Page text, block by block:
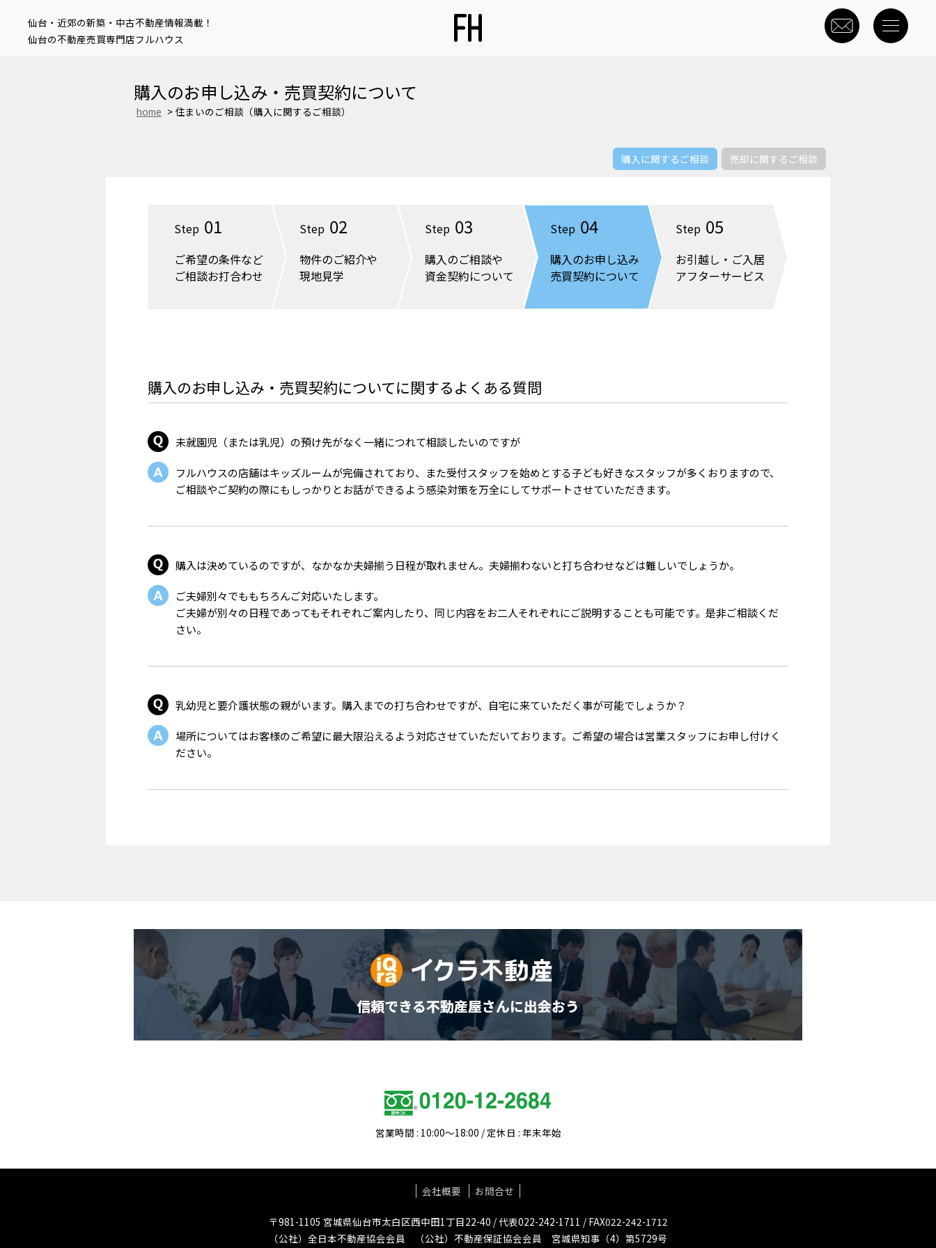
仙台・近郊の新築・中古不動産情報満載！
仙台の不動産売買専門店フルハウス
購入のお申し込み・売買契約について
home 住まいのご相談（購入に関するご相談）
購入に関するご相談 売却に関するご相談
Step 01
ご希望の条件など
ご相談お打合わせ
Step 02
物件のご紹介や
現地見学
Step 03
購入のご相談や
資金契約について
Step 04
購入のお申し込み
売買契約について
Step 05
お引越し・ご入居
アフターサービス
購入のお申し込み・売買契約についてに関するよくある質問
未就園児（または乳児）の預け先がなく一緒につれて相談したいのですが
フルハウスの店舗はキッズルームが完備されており、また受付スタッフを始めとする子ども好きなスタッフが多くおりますので、
ご相談やご契約の際にもしっかりとお話ができるよう感染対策を万全にしてサポートさせていただきます。
購入は決めているのですが、なかなか夫婦揃う日程が取れません。夫婦揃わないと打ち合わせなどは難しいでしょうか。
ご夫婦別々でももちろんご対応いたします。
ご夫婦が別々の日程であってもそれぞれご案内したり、同じ内容をお二人それぞれにご説明することも可能です。是非ご相談くだ
さい。
乳幼児と要介護状態の親がいます。購入までの打ち合わせですが、自宅に来ていただく事が可能でしょうか？
場所についてはお客様のご希望に最大限沿えるよう対応させていただいております。ご希望の場合は営業スタッフにお申し付けく
ださい。
営業時間 : 10:00～18:00 / 定休日 : 年末年始
会社概要 お問合せ
〒981-1105 宮城県仙台市太白区西中田1丁目22-40 / 代表022-242-1711 / FAX022-242-1712
（公社）全日本不動産協会会員 （公社）不動産保証協会会員 宮城県知事（4）第5729号